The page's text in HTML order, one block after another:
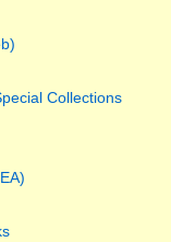
Collections